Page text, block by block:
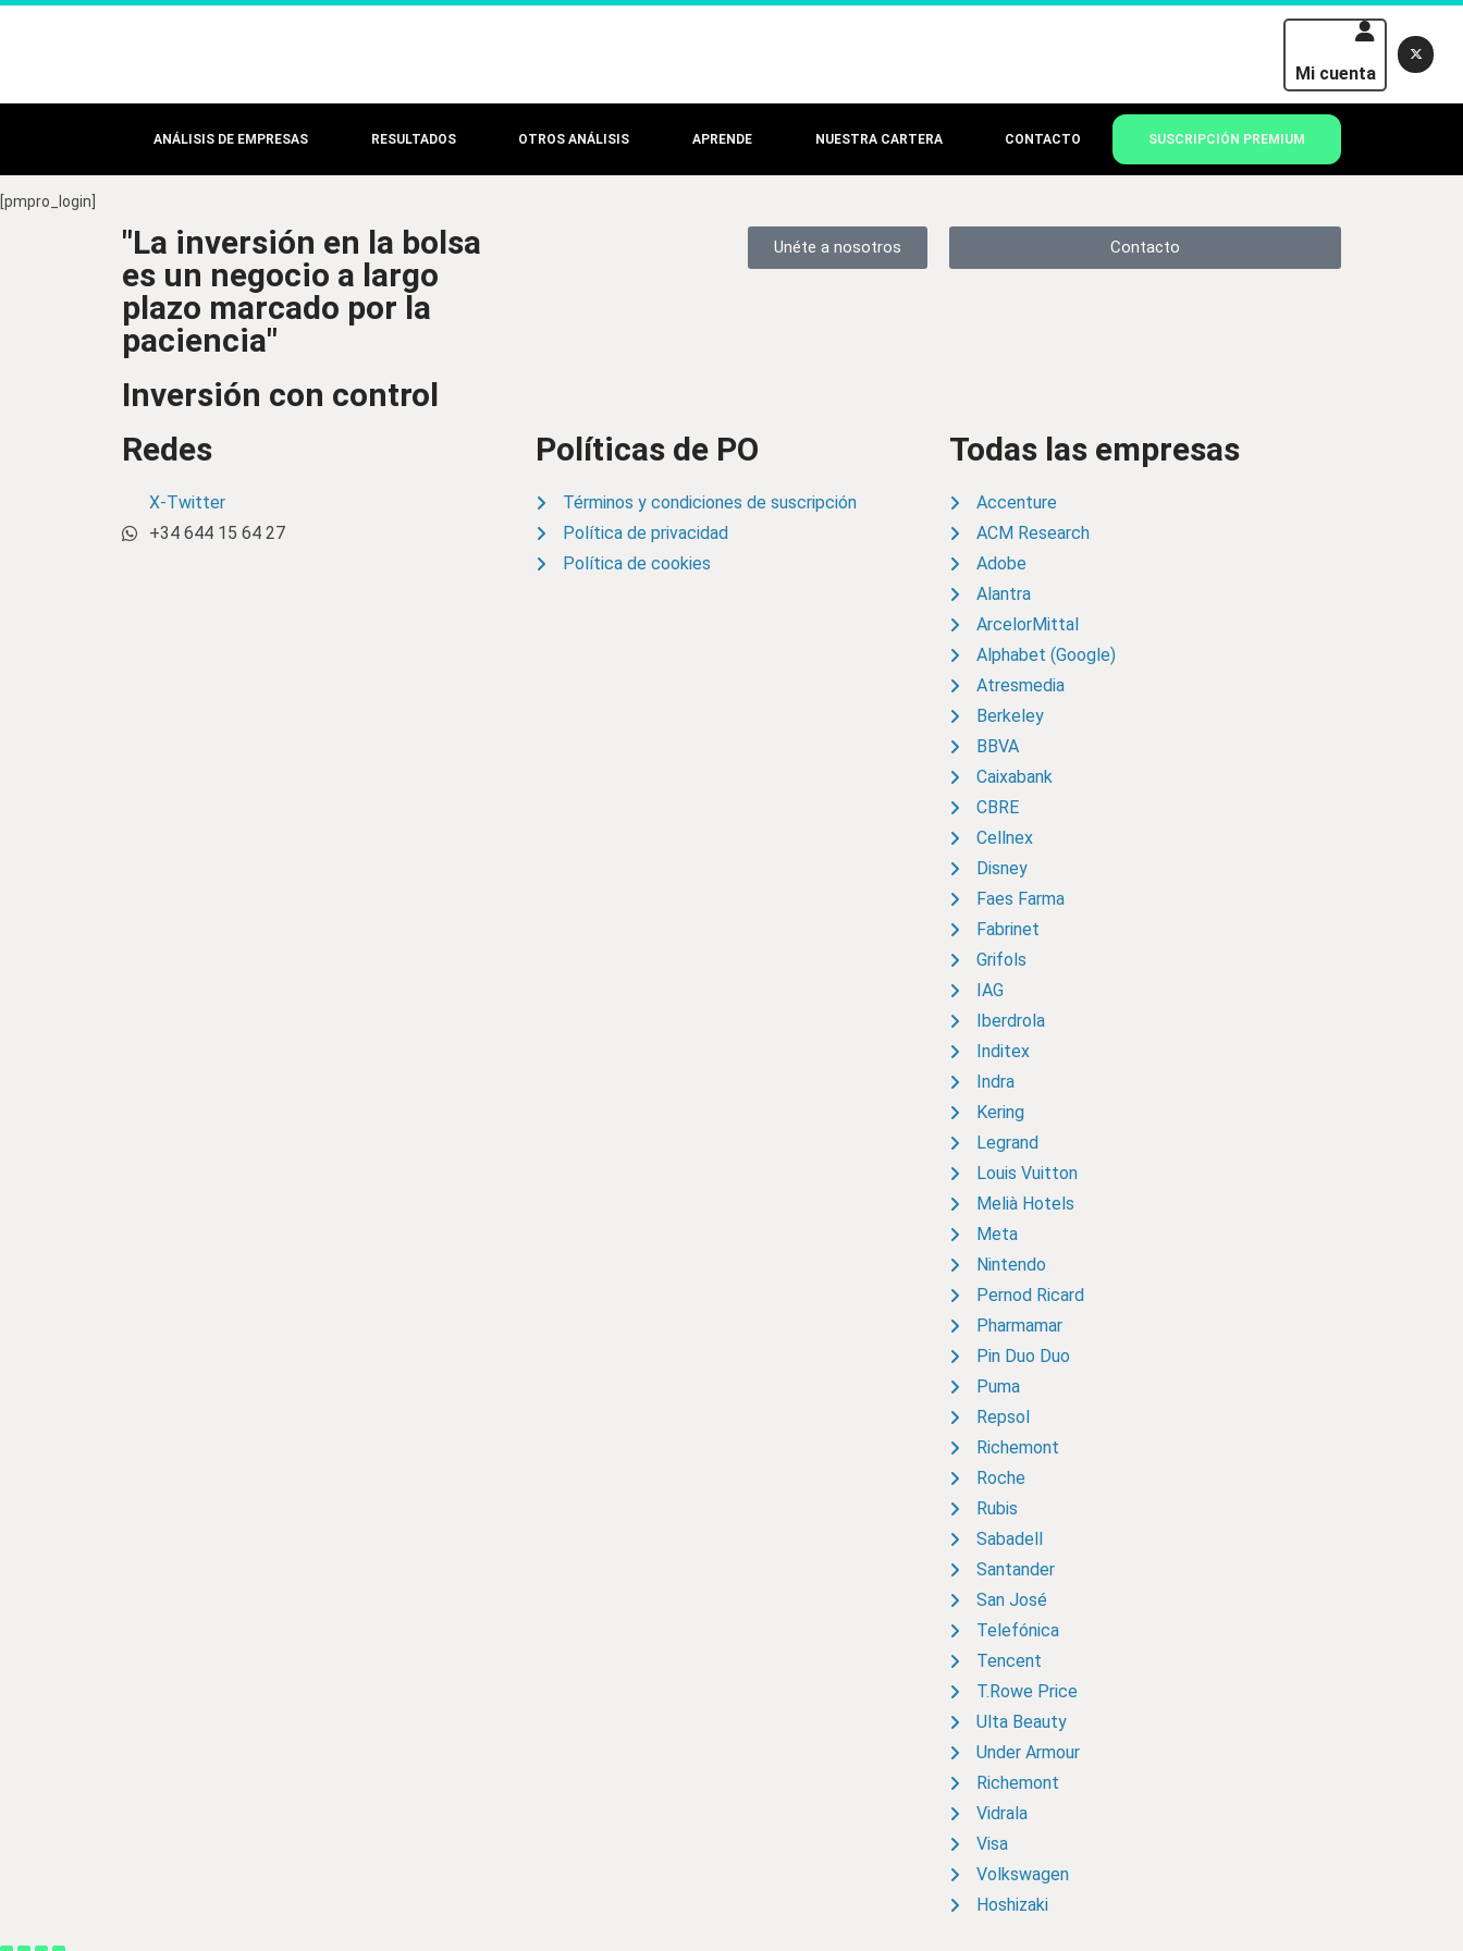
Mi cuenta
ANÁLISIS DE EMPRESAS RESULTADOS OTROS ANÁLISIS APRENDE NUESTRA CARTERA CONTACTO SUSCRIPCIÓN PREMIUM
[pmpro_login]
"La inversión en la bolsa
es un negocio a largo
plazo marcado por la
paciencia"
Inversión con control
Unéte a nosotros Contacto
Redes
X-Twitter
+34 644 15 64 27
Políticas de PO
Términos y condiciones de suscripción
Política de privacidad
Política de cookies
Todas las empresas
Accenture
ACM Research
Adobe
Alantra
ArcelorMittal
Alphabet (Google)
Atresmedia
Berkeley
BBVA
Caixabank
CBRE
Cellnex
Disney
Faes Farma
Fabrinet
Grifols
IAG
Iberdrola
Inditex
Indra
Kering
Legrand
Louis Vuitton
Melià Hotels
Meta
Nintendo
Pernod Ricard
Pharmamar
Pin Duo Duo
Puma
Repsol
Richemont
Roche
Rubis
Sabadell
Santander
San José
Telefónica
Tencent
T.Rowe Price
Ulta Beauty
Under Armour
Richemont
Vidrala
Visa
Volkswagen
Hoshizaki